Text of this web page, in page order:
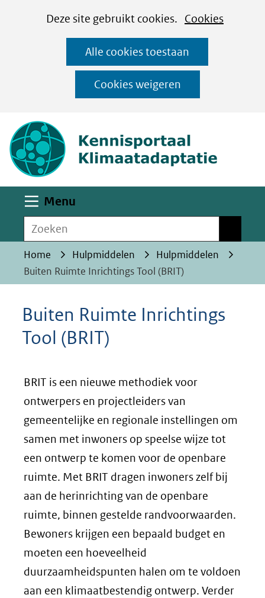
CookiesDeze site gebruikt cookies. Cookies
op
deze
website
worden
toegestaan
geweigerd.
Alle cookies toestaan
Cookies weigeren
Ga
naar
de
inhoud
Menu
Zoeken
Home Hulpmiddelen
Hulpmiddelen
Buiten Ruimte Inrichtings Tool (BRIT)
Buiten Ruimte Inrichtings
Tool (BRIT)
BRIT is een nieuwe methodiek voor
ontwerpers en projectleiders van
gemeentelijke en regionale instellingen om
samen met inwoners op speelse wijze tot
een ontwerp te komen voor de openbare
ruimte. Met BRIT dragen inwoners zelf bij
aan de herinrichting van de openbare
ruimte, binnen gestelde randvoorwaarden.
Bewoners krijgen een bepaald budget en
moeten een hoeveelheid
duurzaamheidspunten halen om te voldoen
aan een klimaatbestendig ontwerp. Verder